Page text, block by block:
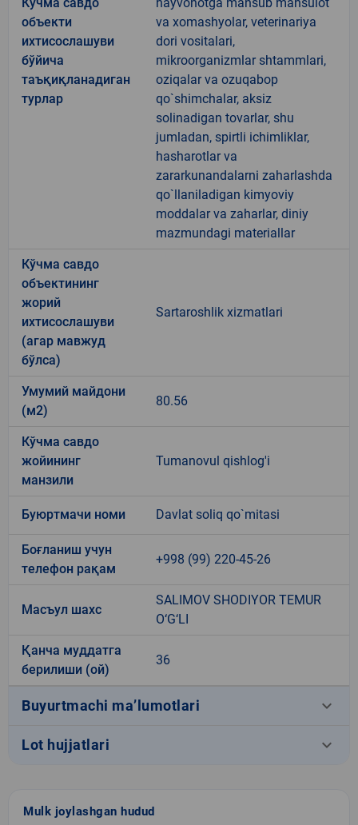
объекти
ихтисослашуви
бўйича
таъқиқланадиган
турлар
va xomashyolar, veterinariya
dori vositalari,
mikroorganizmlar shtammlari,
oziqalar va ozuqabop
qo`shimchalar, aksiz
solinadigan tovarlar, shu
jumladan, spirtli ichimliklar,
hasharotlar va
zararkunandalarni zaharlashda
qo`llaniladigan kimyoviy
moddalar va zaharlar, diniy
mazmundagi materiallar
Кўчма савдо
объектининг
жорий
ихтисослашуви
(агар мавжуд
бўлса)
Sartaroshlik xizmatlari
Умумий майдони
(м2)
80.56
Кўчма савдо
жойининг
манзили
Tumanovul qishlog'i
Буюртмачи номи Davlat soliq qo`mitasi
Боғланиш учун
телефон рақам
+998 (99) 220-45-26
Масъул шахс
SALIMOV SHODIYOR TEMUR
O‘G‘LI
Қанча муддатга
берилиши (ой)
36
Buyurtmachi ma’lumotlari keyboard_arrow_down
Lot hujjatlari keyboard_arrow_down
Mulk joylashgan hudud